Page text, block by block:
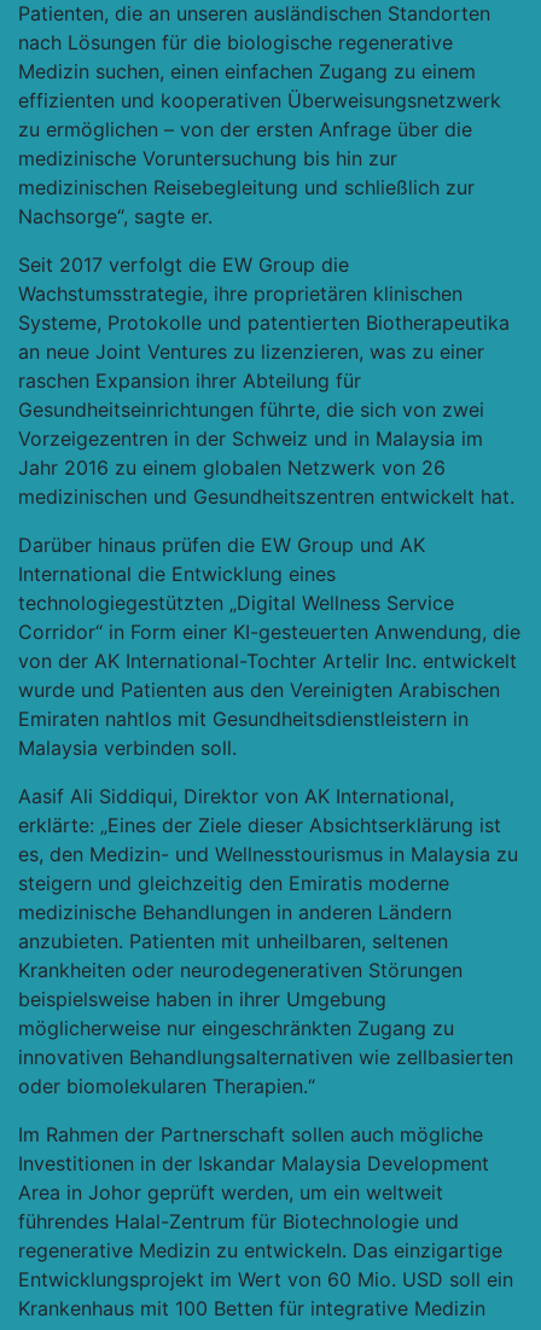
Patienten, die an unseren ausländischen Standorten
nach Lösungen für die biologische regenerative
Medizin suchen, einen einfachen Zugang zu einem
effizienten und kooperativen Überweisungsnetzwerk
zu ermöglichen – von der ersten Anfrage über die
medizinische Voruntersuchung bis hin zur
medizinischen Reisebegleitung und schließlich zur
Nachsorge“, sagte er.
Seit 2017 verfolgt die EW Group die
Wachstumsstrategie, ihre proprietären klinischen
Systeme, Protokolle und patentierten Biotherapeutika
an neue Joint Ventures zu lizenzieren, was zu einer
raschen Expansion ihrer Abteilung für
Gesundheitseinrichtungen führte, die sich von zwei
Vorzeigezentren in der Schweiz und in Malaysia im
Jahr 2016 zu einem globalen Netzwerk von 26
medizinischen und Gesundheitszentren entwickelt hat.
Darüber hinaus prüfen die EW Group und AK
International die Entwicklung eines
technologiegestützten „Digital Wellness Service
Corridor“ in Form einer KI-gesteuerten Anwendung, die
von der AK International-Tochter Artelir Inc. entwickelt
wurde und Patienten aus den Vereinigten Arabischen
Emiraten nahtlos mit Gesundheitsdienstleistern in
Malaysia verbinden soll.
Aasif Ali Siddiqui, Direktor von AK International,
erklärte: „Eines der Ziele dieser Absichtserklärung ist
es, den Medizin- und Wellnesstourismus in Malaysia zu
steigern und gleichzeitig den Emiratis moderne
medizinische Behandlungen in anderen Ländern
anzubieten. Patienten mit unheilbaren, seltenen
Krankheiten oder neurodegenerativen Störungen
beispielsweise haben in ihrer Umgebung
möglicherweise nur eingeschränkten Zugang zu
innovativen Behandlungsalternativen wie zellbasierten
oder biomolekularen Therapien.“
Im Rahmen der Partnerschaft sollen auch mögliche
Investitionen in der Iskandar Malaysia Development
Area in Johor geprüft werden, um ein weltweit
führendes Halal-Zentrum für Biotechnologie und
regenerative Medizin zu entwickeln. Das einzigartige
Entwicklungsprojekt im Wert von 60 Mio. USD soll ein
Krankenhaus mit 100 Betten für integrative Medizin